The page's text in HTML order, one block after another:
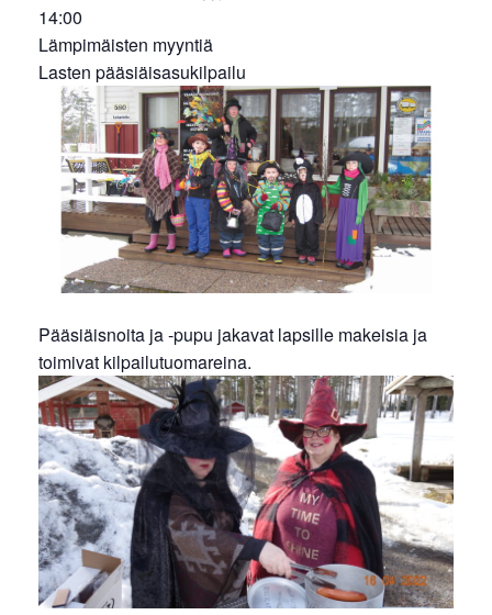
14:00
Lämpimäisten myyntiä
Lasten pääsiäisasukilpailu
Pääsiäisnoita ja -pupu jakavat lapsille makeisia ja
toimivat kilpailutuomareina.